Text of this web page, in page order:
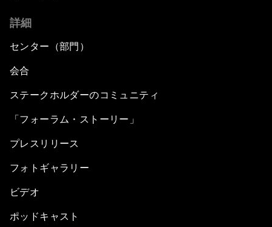
詳細
センター（部門）
会合
ステークホルダーのコミュニティ
「フォーラム・ストーリー」
プレスリリース
フォトギャラリー
ビデオ
ポッドキャスト